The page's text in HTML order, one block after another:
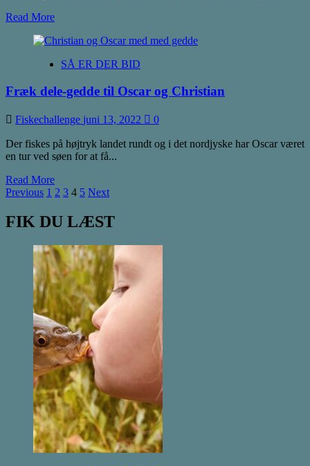
Read MoreRead
about
har
årets
SÅ ER DER BID
Fræk dele-gedde til Oscar og Christian
Fiskechallenge juni 13, 2022 0
Der fiskes på højtryk landet rundt og i det nordjyske har Oscar været
en tur ved søen for at få...
Read MoreRead
more
Fræk
dele-
til
Oscar
og
Christian
Indlægsinddeling
Previous 1 2 3 4 5 Next
FIK DU LÆST